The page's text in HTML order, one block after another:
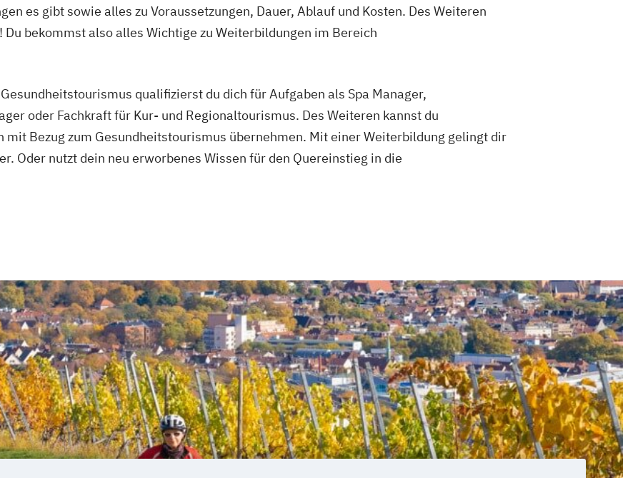
es gibt sowie alles zu Voraussetzungen, Dauer, Ablauf und Kosten. Des Weiteren
bekommst also alles Wichtige zu Weiterbildungen im Bereich
qualifizierst du dich für Aufgaben als Spa Manager,
oder Fachkraft für Kur- und Regionaltourismus. Des Weiteren kannst du
mit Bezug zum Gesundheitstourismus übernehmen. Mit einer Weiterbildung gelingt dir
Oder nutzt dein neu erworbenes Wissen für den Quereinstieg in die